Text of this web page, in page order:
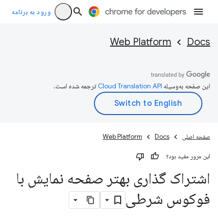
ورود به برنامه
Docs
Web Platform
این صفحه به‌وسیله ترجمه شده است.
صفحه اصلی Docs
Web Platform
این مرور مفید بود؟
اشتراک گذاری بهتر صفحه نمایش با
فوکوس شرطی